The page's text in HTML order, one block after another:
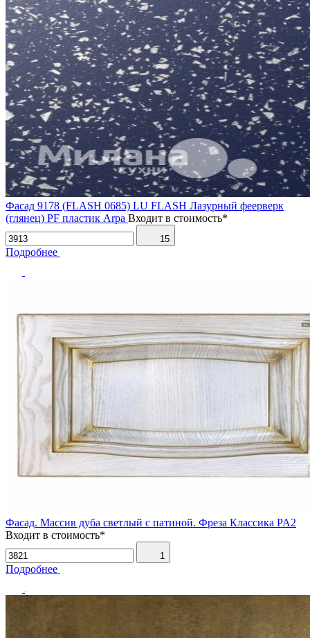
Фасад 9178 (FLASH 0685) LU FLASH Лазурный феерверк
(глянец) PF пластик Arpa Входит в стоимость*
15
Подробнее
Фасад. Массив дуба светлый с патиной. Фреза Классика PA2
Входит в стоимость*
1
Подробнее